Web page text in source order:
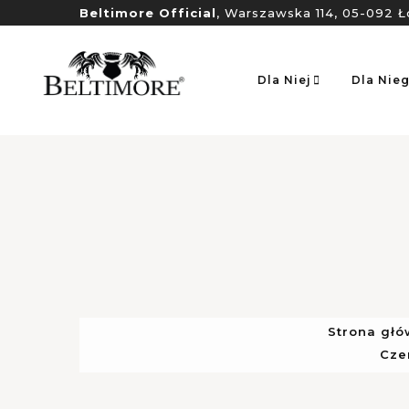
Beltimore Official, Warszawska 114, 05-092
Dla Niej Dla
Strona